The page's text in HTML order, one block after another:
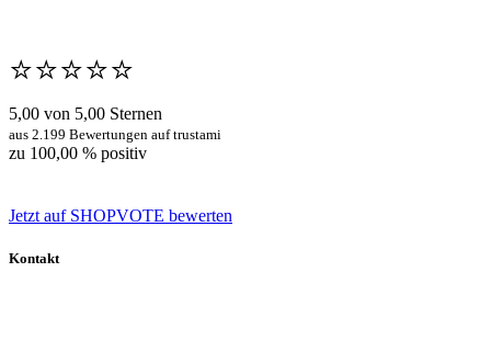
⭐️⭐️⭐️⭐️⭐️
5,00 von 5,00 Sternen
aus 2.199 Bewertungen auf trustami
zu 100,00 % positiv
Jetzt auf SHOPVOTE bewerten
Kontakt